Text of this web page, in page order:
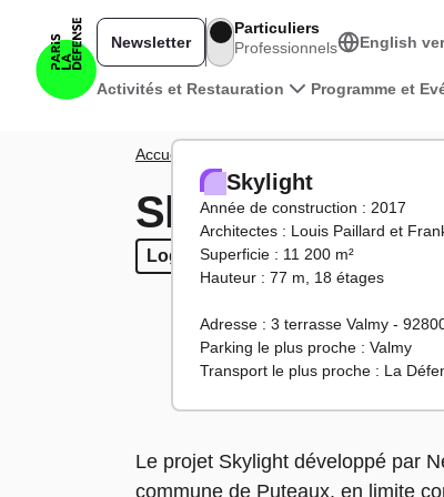
Navigation principale
Activités et Restauration Programme et
Newsletter
Particuliers
Professionnels
English
Fil d'Ariane
Accueil
Skylight
Logements Commerces
Logements Commerces
Skylight
Année de construction : 2017
Architectes : Louis Paillard et
Superficie : 11 200 m²
Hauteur : 77 m, 18 étages
Adresse : 3 terrasse Valmy -
Parking le plus proche : Valmy
Transport le plus proche : La
Le projet Skylight développé par
commune de Puteaux, en limite